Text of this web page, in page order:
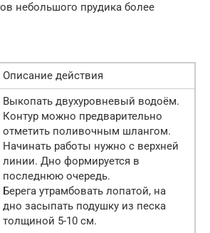
небольшого прудика более
Описание действия
Выкопать двухуровневый водоём.
Контур можно предварительно
отметить поливочным шлангом.
Начинать работы нужно с верхней
линии. Дно формируется в
последнюю очередь.
Берега утрамбовать лопатой, на
дно засыпать подушку из песка
толщиной 5-10 см.